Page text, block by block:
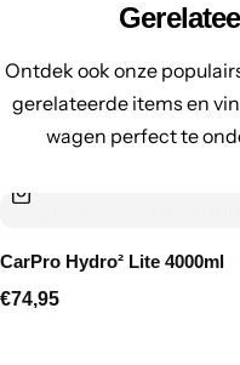
Ontdek ook onze
gerelateerde items en
wagen perfect te
CarPro Hydro² Lite 4000ml
€74,95